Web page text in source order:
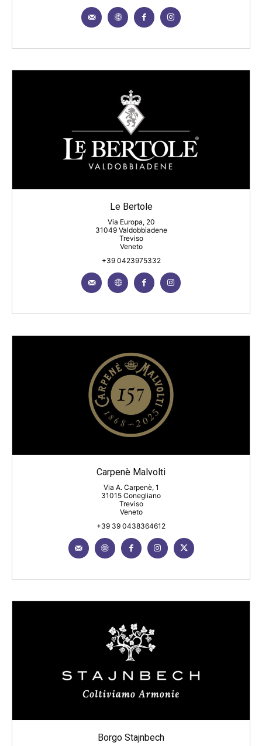
Le Bertole
Via Europa, 20
31049 Valdobbiadene
Treviso
Veneto
+39 0423975332
Carpenè Malvolti
Via A. Carpenè, 1
31015 Conegliano
Treviso
Veneto
+39 39 0438364612
Borgo Stajnbech